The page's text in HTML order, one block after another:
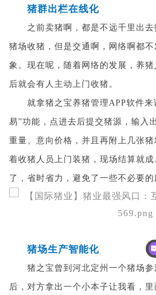
猪群出栏在线化
之前卖猪啊，都是不远千里出
猪场收猪，但是交通啊，网络啊都
象。现在呢，随着网络的发展，养
后就会有人主动上门收猪。
就拿猪之宝养猪管理APP软件
易”功能，点进去后提交猪源，输入
重量、意向价格，并且再附上几张
着收猪人员上门装猪，现场结算就
了，省时省力，避免了一些不必要的
猪场生产智能化
猪之宝曾到河北定州一个猪场
后，对方拿出一个小本子让我看，